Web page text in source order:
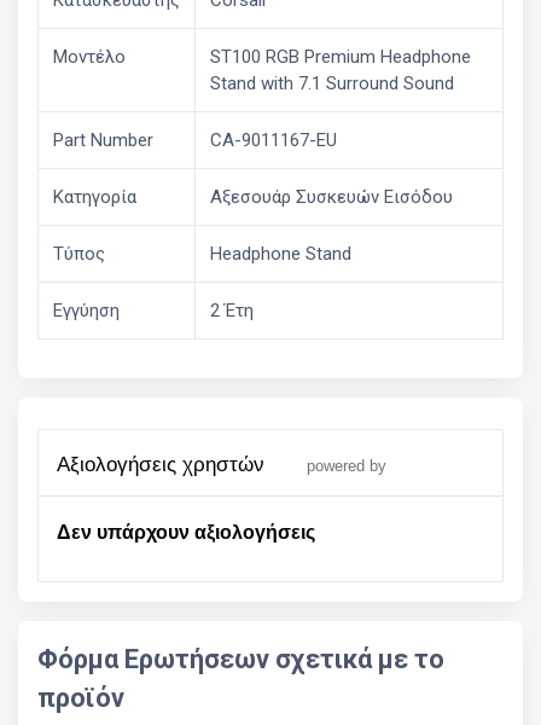
Μοντέλο
ST100 RGB Premium Headphone
Stand with 7.1 Surround Sound
Part Number CA-9011167-EU
Κατηγορία Αξεσουάρ Συσκευών Εισόδου
Τύπος Headphone Stand
Εγγύηση 2 Έτη
αξιολογήσεις χρηστών powered by
Δεν υπάρχουν αξιολογήσεις
Φόρμα Ερωτήσεων σχετικά με το
προϊόν